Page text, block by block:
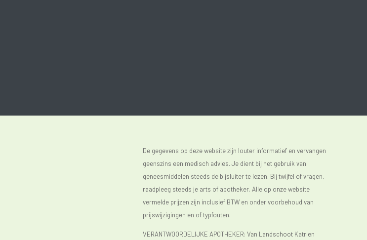
De gegevens op deze website zijn louter informatief en vervangen
geenszins een medisch advies. Je dient bij het gebruik van
geneesmiddelen steeds de bijsluiter te lezen. Bij twijfel of vragen,
raadpleeg steeds je arts of apotheker. Alle op onze website
vermelde prijzen zijn inclusief BTW en onder voorbehoud van
prijswijzigingen en of typfouten.
VERANTWOORDELIJKE APOTHEKER: Van Landschoot Katrien